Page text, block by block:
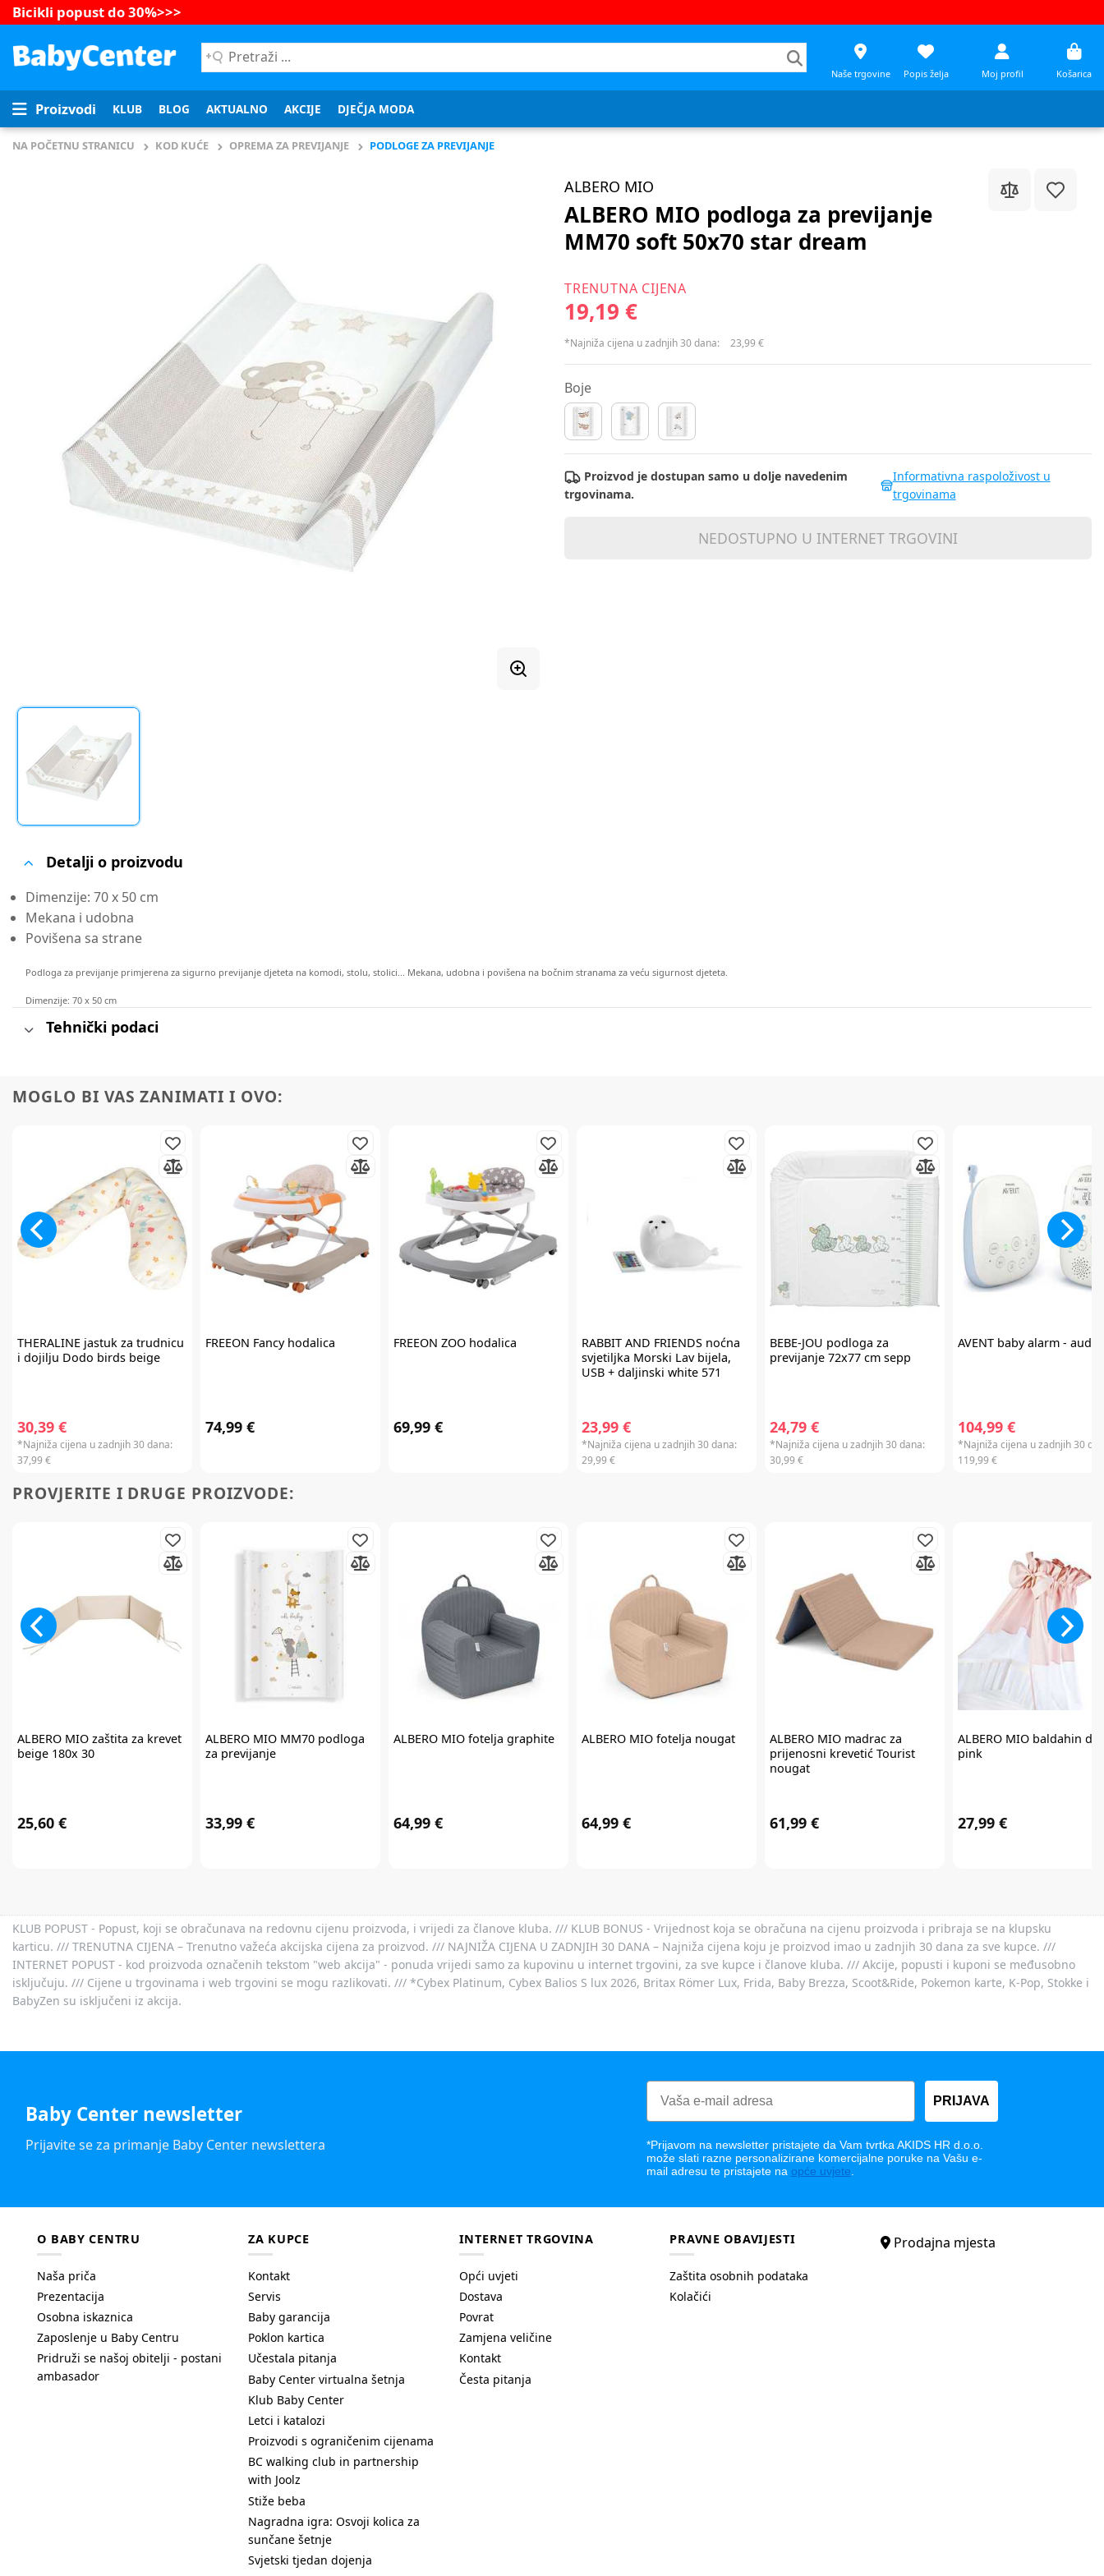
Bicikli popust do 30%>>>
Pretraži
...
Naše trgovine Popis želja Moj profil Košarica
Proizvodi KLUB BLOG AKTUALNO AKCIJE DJEČJA MODA
NA POČETNU STRANICU KOD KUĆE OPREMA ZA PREVIJANJE PODLOGE ZA PREVIJANJE
ALBERO MIO
ALBERO MIO podloga za previjanje
MM70 soft 50x70 star dream
TRENUTNA CIJENA
19,19 €
*Najniža cijena u zadnjih 30 dana: 23,99 €
Boje
Proizvod je dostupan samo u dolje navedenim
trgovinama.
Informativna raspoloživost u
trgovinama
NEDOSTUPNO U INTERNET TRGOVINI
Detalji o proizvodu
Dimenzije: 70 x 50 cm
Mekana i udobna
Povišena sa strane
Podloga za previjanje primjerena za sigurno previjanje djeteta na komodi, stolu, stolici... Mekana, udobna i povišena na bočnim stranama za veću sigurnost djeteta.
Dimenzije: 70 x 50 cm
Tehnički podaci
MOGLO BI VAS ZANIMATI I OVO:
THERALINEjastuk za trudnicu
i dojilju Dodo birds beige
30,39 €
*Najniža cijena u zadnjih 30 dana:
37,99 €
FREEON Fancy hodalica
74,99 €
FREEON ZOO hodalica
69,99 €
RABBIT AND FRIENDSnoćna
svjetiljka Morski Lav bijela,
USB + daljinski white 571
23,99 €
*Najniža cijena u zadnjih 30 dana:
29,99 €
BEBE-JOU podloga za
previjanje 72x77 cm sepp
24,79 €
*Najniža cijena u zadnjih 30 dana:
30,99 €
AVENTbaby alarm - audio
104,99 €
*Najniža cijena u zadnjih 30
119,99 €
PROVJERITE I DRUGE PROIZVODE:
ALBERO MIOzaštita za krevet
beige 180x 30
25,60 €
ALBERO MIOMM70 podloga
za previjanje
33,99 €
ALBERO MIOfotelja graphite
64,99 €
ALBERO MIOfotelja nougat
64,99 €
ALBERO MIOmadrac za
prijenosni krevetić Tourist
nougat
61,99 €
ALBERO MIObaldahin
pink
27,99 €
KLUB POPUST - Popust, koji se obračunava na redovnu cijenu proizvoda, i vrijedi za članove kluba. /// KLUB BONUS - Vrijednost koja se obračuna na cijenu proizvoda i pribraja se na klupsku
karticu. /// TRENUTNA CIJENA – Trenutno važeća akcijska cijena za proizvod. /// NAJNIŽA CIJENA U ZADNJIH 30 DANA – Najniža cijena koju je proizvod imao u zadnjih 30 dana za sve kupce. ///
INTERNET POPUST - kod proizvoda označenih tekstom "web akcija" - ponuda vrijedi samo za kupovinu u internet trgovini, za sve kupce i članove kluba. /// Akcije, popusti i kuponi se međusobno
isključuju. /// Cijene u trgovinama i web trgovini se mogu razlikovati. /// *Cybex Platinum, Cybex Balios S lux 2026, Britax Römer Lux, Frida, Baby Brezza, Scoot&Ride, Pokemon karte, K-Pop, Stokke i
BabyZen su isključeni iz akcija.
Baby Center newsletter
Prijavite se za primanje Baby Center newslettera
PRIJAVA
*Prijavom na newsletter pristajete da Vam tvrtka AKIDS HR d.o.o.
može slati razne personalizirane komercijalne poruke na Vašu e-
mail adresu te pristajete na opće uvjete.
O BABY CENTRU
Naša priča
Prezentacija
Osobna iskaznica
Zaposlenje u Baby Centru
Pridruži se našoj obitelji - postani
ambasador
ZA KUPCE
Kontakt
Servis
Baby garancija
Poklon kartica
Učestala pitanja
Baby Center virtualna šetnja
Klub Baby Center
Letci i katalozi
Proizvodi s ograničenim cijenama
BC walking club in partnership
with Joolz
Stiže beba
Nagradna igra: Osvoji kolica za
sunčane šetnje
Svjetski tjedan dojenja
INTERNET TRGOVINA
Opći uvjeti
Dostava
Povrat
Zamjena veličine
Kontakt
Česta pitanja
PRAVNE OBAVIJESTI
Zaštita osobnih podataka
Kolačići
Prodajna mjesta
Prijavite se na
i iskoristite
7% popusta
*Prijavom na newsletter pristajete da vam tvrtka AKIDS HR d.o.o. može
Baby Brezza i Scoot & Ride te kod kupnje darovnih kartica i plaćanja
usluga. Promo kod za popust nije moguće kombinirati s aktualnim
akcijama i klupskim pogodnostima. Popusti se ne zbrajaju.
popust vrijedi 30 dana.